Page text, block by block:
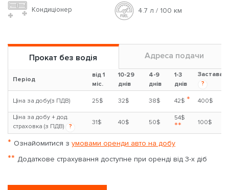
Кондиціонер 4.7 л / 100 км
Прокат без водія Адреса подачи
Період
від 1
міс.
10-29
днів
4-9
днів
1-3
днів
Застава
?
Ціна за добу(з ПДВ) 25$ 32$ 38$ 42$ * 400$
Ціна за добу + дод.
страховка (з ПДВ)
?
31$ 40$ 50$
54$
** 100$
* Ознайомитися з умовами оренди авто на добу
** Додаткове страхування доступне при оренді від 3-х діб